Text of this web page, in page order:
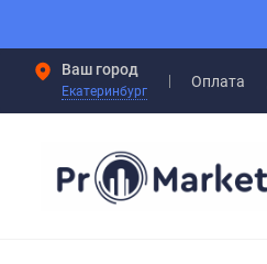
Ваш город
Екатеринбург
Оплата